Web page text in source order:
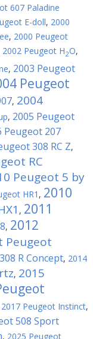
607 Paladine
E-doll, 2000
, 2000 Peugeot
2002 Peugeot H2O,
, 2003 Peugeot
Peugeot
, 2004
, 2005 Peugeot
Peugeot 207
308 RC Z,
RC
Peugeot 5 by
HR1 , 2010
, 2011
, 2012
Peugeot
R Concept, 2014
, 2015
2017 Peugeot Instinct,
508 Sport
, 2025 Peugeot